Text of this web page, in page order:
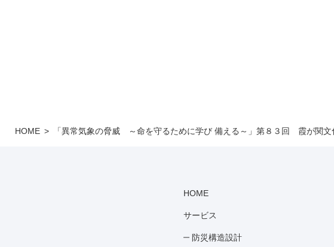
HOME 「異常気象の脅威 ～命を守るために学び 備える～」第８３回 霞が関
HOME
サービス
防災構造設計